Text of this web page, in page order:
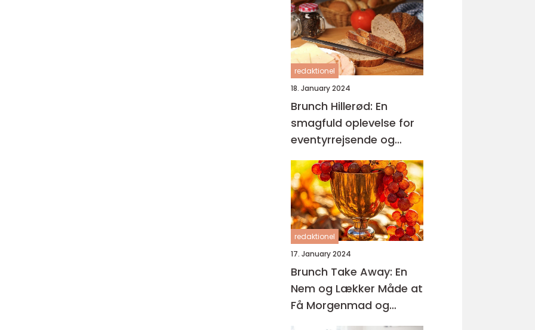
redaktionel
18. January 2024
Brunch Hillerød: En
smagfuld oplevelse for
eventyrrejsende og
backpackere
redaktionel
17. January 2024
Brunch Take Away: En
Nem og Lækker Måde at
Få Morgenmad og
Frokost på Farten